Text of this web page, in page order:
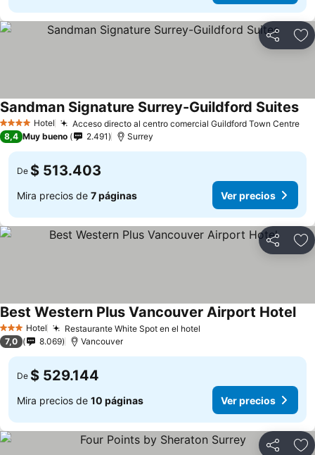
Compartir
4 EstrellasHotel Acceso directo al centro comercial Guildford Town Centre
Sandman Signature Surrey-Guildford Suites
8,4 Muy bueno 2.491 Surrey
De $ 513.403
Mira precios de 7 páginas Ver precios
Compartir
3 Estrellas
Hotel Restaurante White Spot en el hotel
Best Western Plus Vancouver Airport Hotel
7,0 8.069 Vancouver
De $ 529.144
Mira precios de 10 páginas Ver precios
Compartir